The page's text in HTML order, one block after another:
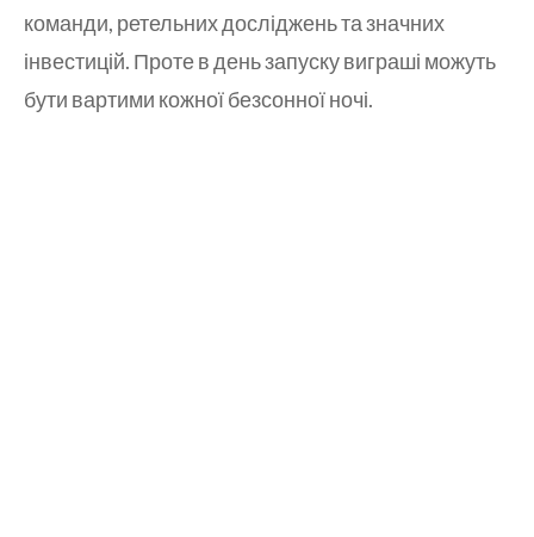
команди, ретельних досліджень та значних
інвестицій. Проте в день запуску виграші можуть
бути вартими кожної безсонної ночі.